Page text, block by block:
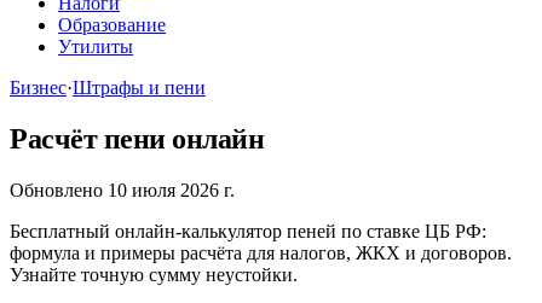
Образование
Утилиты
Бизнес·Штрафы и пени
Расчёт пени онлайн
Обновлено 10 июля 2026 г.
Бесплатный онлайн-калькулятор пеней по ставке ЦБ РФ:
формула и примеры расчёта для налогов, ЖКХ и договоров.
Узнайте точную сумму неустойки.